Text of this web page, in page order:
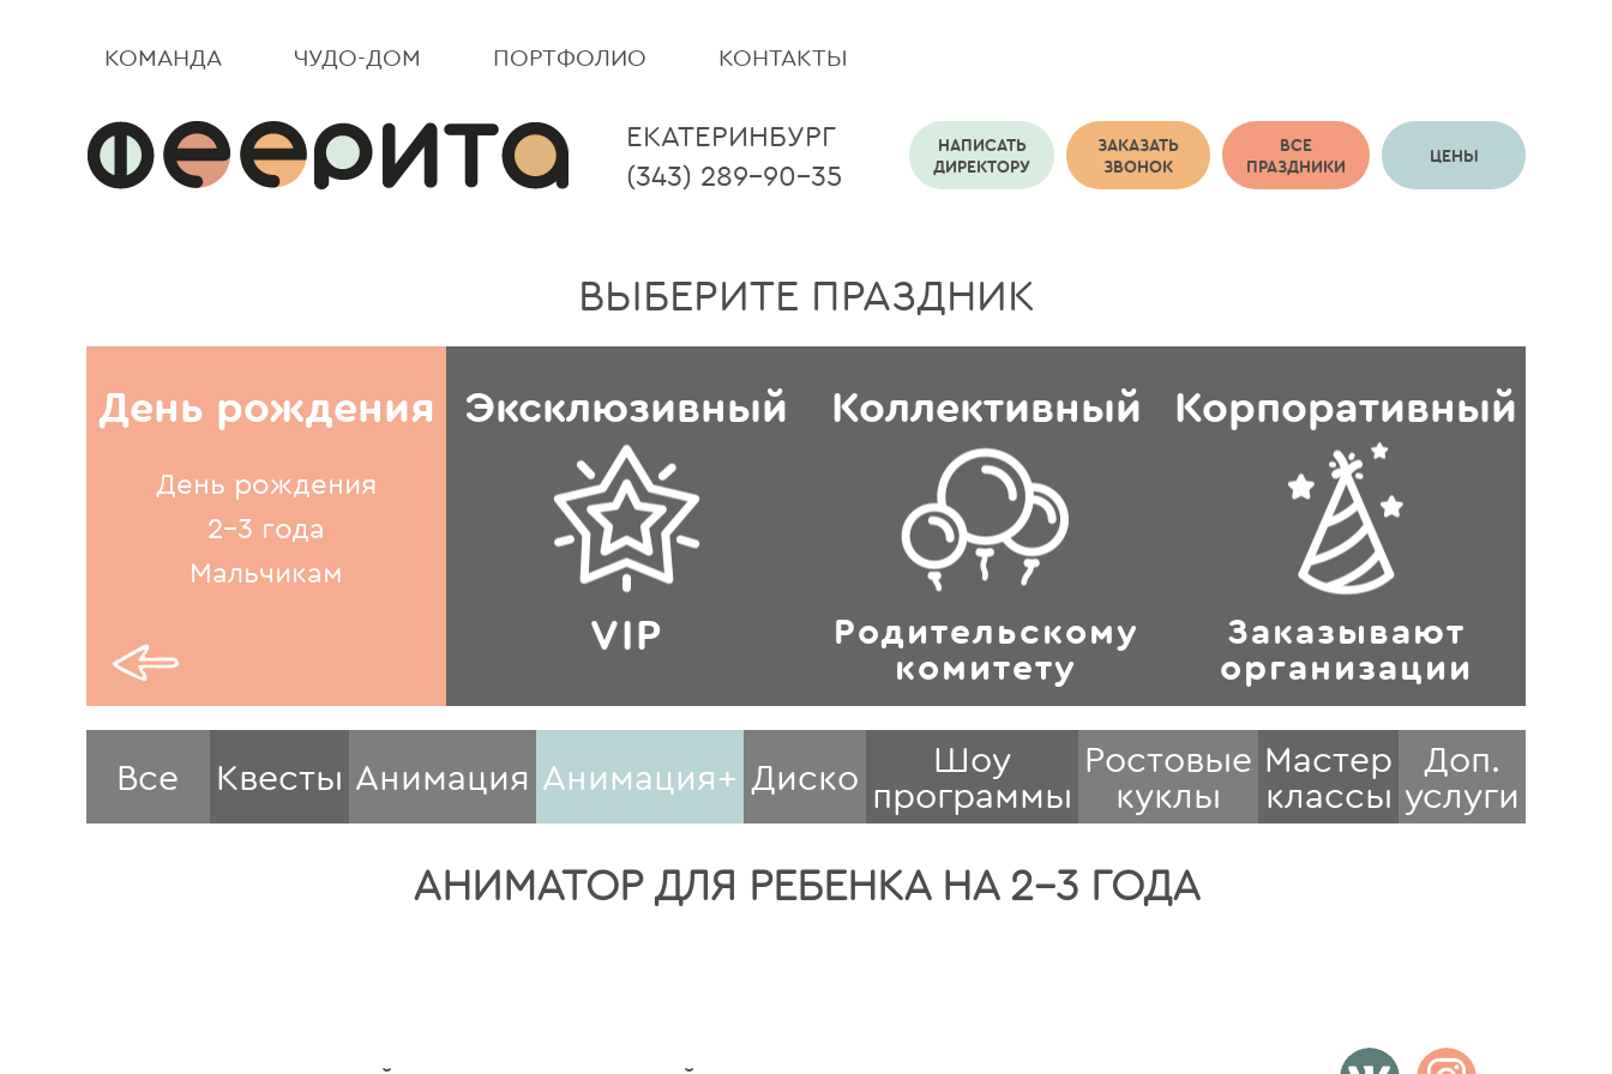
КОМАНДА ЧУДО-ДОМ ПОРТФОЛИО КОНТАКТЫ
ЕКАТЕРИНБУРГ
(343) 289-90-35
НАПИСАТЬ
ДИРЕКТОРУ
ЗАКАЗАТЬ
ЗВОНОК
ВСЕ
ПРАЗДНИКИ
ЦЕНЫ
ВЫБЕРИТЕ ПРАЗДНИК
День рождения
День рождения
2-3 года
Мальчикам
Эксклюзивный
VIP
Коллективный
Родительскому
комитету
Корпоративный
Заказывают
организации
Все Квесты Анимация Анимация+ Диско Шоу
программы
Ростовые
куклы
Мастер
классы
Доп.
услуги
АНИМАТОР ДЛЯ РЕБЕНКА НА 2-3 ГОДА